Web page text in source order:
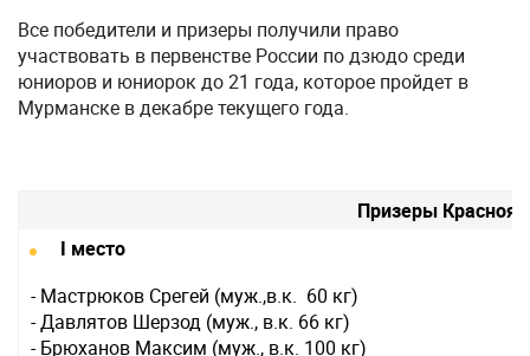
Все победители и призеры получили право
участвовать в первенстве России по дзюдо среди
юниоров и юниорок до 21 года, которое пройдет в
Мурманске в декабре текущего года.
Призеры
I место
- Мастрюков Срегей (муж.,в.к. 60 кг)
- Давлятов Шерзод (муж., в.к. 66 кг)
- Брюханов Максим (муж., в.к. 100 кг)